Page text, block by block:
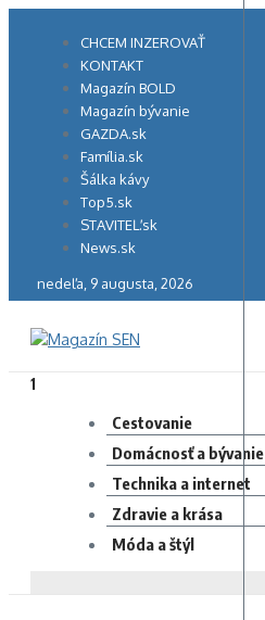
CHCEM INZEROVAŤ
KONTAKT
Magazín BOLD
Magazín bývanie
GAZDA.sk
Família.sk
Šálka kávy
Top5.sk
STAVITEĽ.sk
News.sk
nedeľa, 9 augusta, 2026
1
Cestovanie
Domácnosť a bývanie
Technika a internet
Zdravie a krása
Móda a štýl